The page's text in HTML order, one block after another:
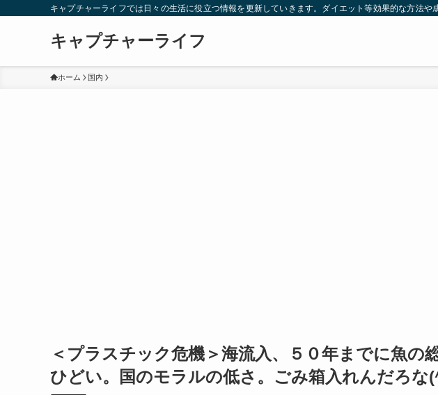
キャプチャーライフでは日々の生活に役立つ情報を更新していきます。ダイエット等効果的な方法
キャプチャーライフ
ホーム 国内
＜プラスチック危機＞海流入、５０年までに魚の
ひどい。国のモラルの低さ。ごみ箱入れんだろな